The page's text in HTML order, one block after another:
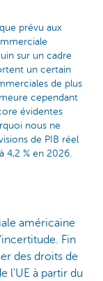
prévu aux
sur un cadre
un certain
de plus
cependant
évidentes
nous ne
de PIB réel
4,2 % en 2026.
américaine
Fin
des droits de
l'UE à partir du